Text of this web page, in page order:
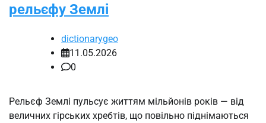
рельєфу Землі
dictionarygeo
11.05.2026
0
Рельєф Землі пульсує життям мільйонів років — від
величних гірських хребтів, що повільно піднімаються